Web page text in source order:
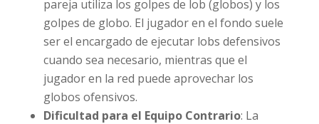
pareja utiliza los golpes de lob (globos) y los
golpes de globo. El jugador en el fondo suele
ser el encargado de ejecutar lobs defensivos
cuando sea necesario, mientras que el
jugador en la red puede aprovechar los
globos ofensivos.
Dificultad para el Equipo Contrario: La